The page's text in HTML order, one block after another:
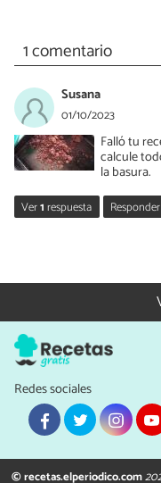
1 comentario
Susana
01/10/2023
Falló tu
calcule
la basura.
Ver1respuesta Responder
Lamentamos
ves en las fotos, está
pasos detallados en la
que funciona.
También lamentamos
basura, ya que podrías
como por ejemplo
Te dejamos un saludo
nosotros.
Redes sociales
© recetas.elperiodico.com